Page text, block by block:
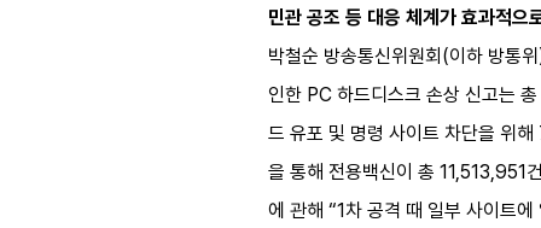
민관 공조 등 대응 체계가 효과적으
박철순 방송통신위원회(이하 방통
인한 PC 하드디스크 손상 신고는
드 유포 및 명령 사이트 차단을 위
을 통해 전용백신이 총 11,513,951
에 관해 “1차 공격 때 일부 사이트